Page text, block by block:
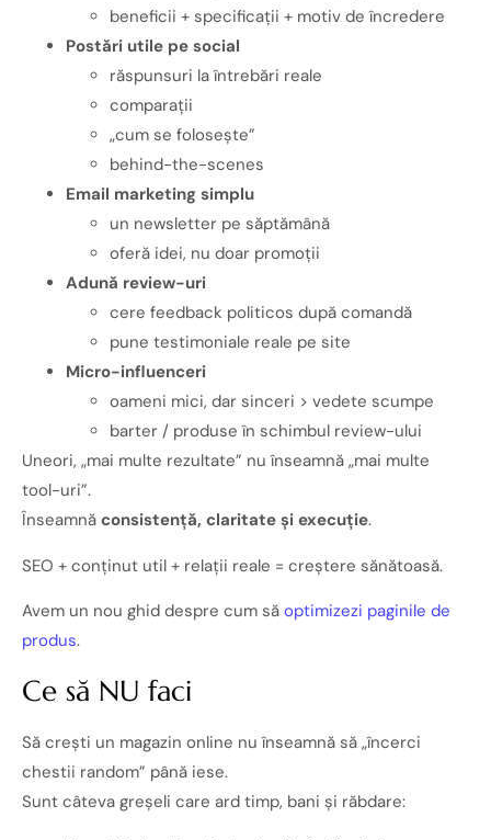
beneficii + specificații + motiv de încredere
Postări utile pe social
răspunsuri la întrebări reale
comparații
„cum se folosește”
behind-the-scenes
Email marketing simplu
un newsletter pe săptămână
oferă idei, nu doar promoții
Adună review-uri
cere feedback politicos după comandă
pune testimoniale reale pe site
Micro-influenceri
oameni mici, dar sinceri > vedete scumpe
barter / produse în schimbul review-ului
Uneori, „mai multe rezultate” nu înseamnă „mai multe
tool-uri”.
Înseamnă consistență, claritate și execuție.
SEO + conținut util + relații reale = creștere sănătoasă.
Avem un nou ghid despre cum să optimizezi paginile de
produs.
Ce să NU faci
Să crești un magazin online nu înseamnă să „încerci
chestii random” până iese.
Sunt câteva greșeli care ard timp, bani și răbdare: